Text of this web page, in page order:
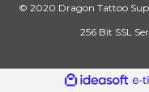
© 2020 Dragon Tattoo
256 Bit SSL